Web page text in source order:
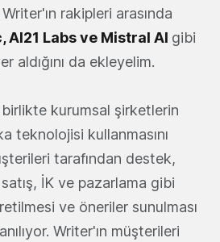
rakipleri arasında
AI21 Labs ve Mistral AI gibi
aldığını da ekleyelim.
kurumsal şirketlerin
teknolojisi kullanmasını
tarafından destek,
İK ve pazarlama gibi
ve öneriler sunulması
Writer'ın müşterileri